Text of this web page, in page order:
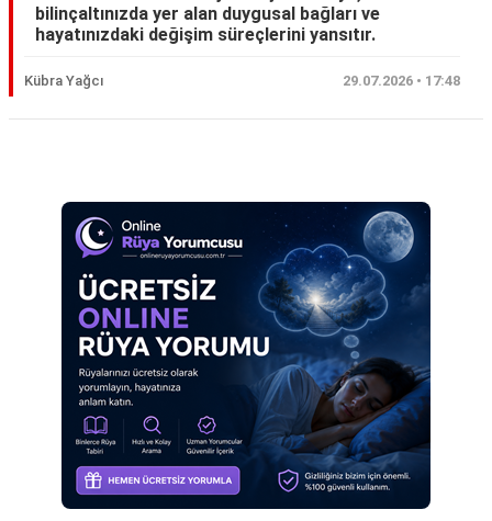
Gelin
Hamile
İletişim
bilinçaltınızda yer alan duygusal bağları ve
hayatınızdaki değişim süreçlerini yansıtır.
Kübra Yağcı 29.07.2026 • 17:48